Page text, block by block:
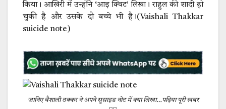
किया। आखिरी में उन्होंने ‘आइ क्विट’ लिखा। राहुल की शादी हो
चुकी है और उसके दो बच्चे भी है।(Vaishali Thakkar
suicide note)
जानिए वैशाली ठक्कर ने अपने सुसाइड नोट में क्या लिखा…पढ़िया पूरी खबर